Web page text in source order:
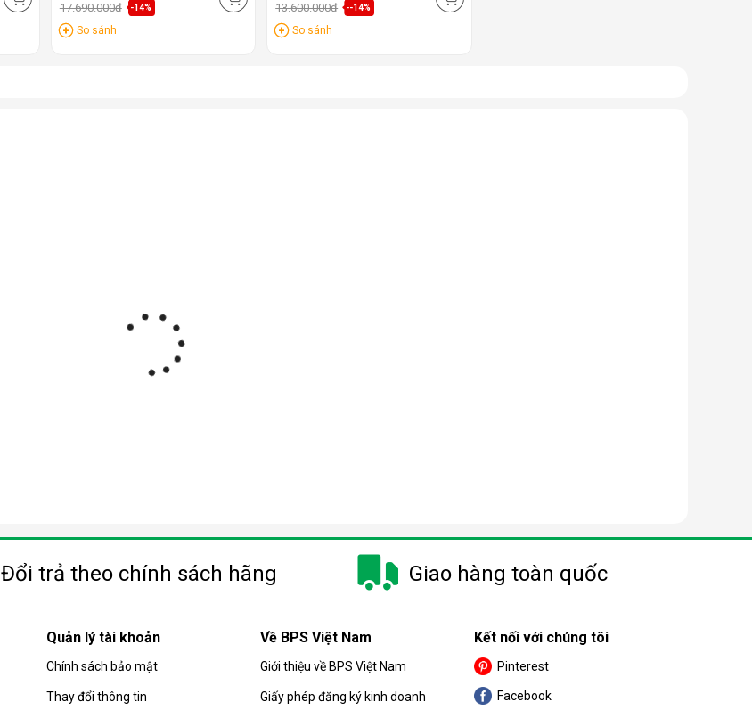
17.690.000đ -14%
So sánh
13.600.000đ --14%
So sánh
Đổi trả theo chính sách hãng Giao hàng toàn quốc
Quản lý tài khoản
Chính sách bảo mật
Thay đổi thông tin
Về BPS Việt Nam
Giới thiệu về BPS Việt Nam
Giấy phép đăng ký kinh doanh
Kết nối với chúng tôi
Pinterest
Facebook